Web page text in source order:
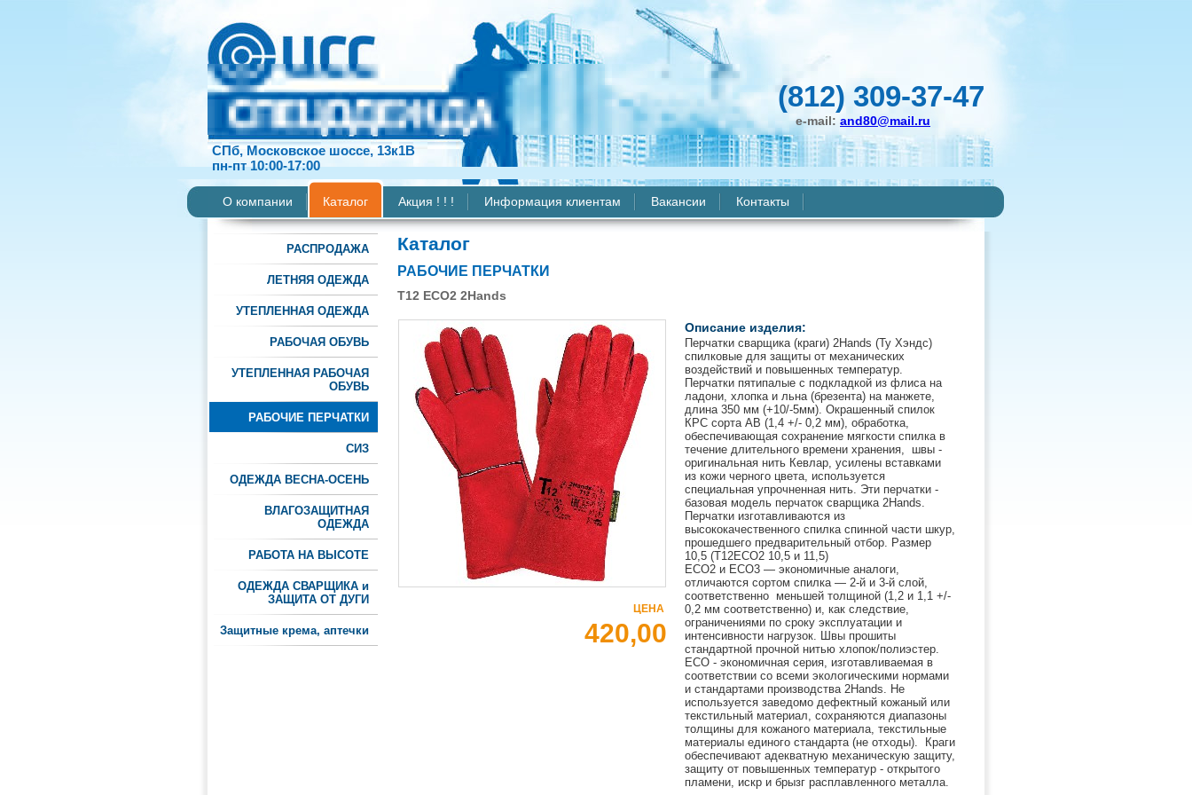
СПб, Московское шоссе, 13к1В
пн-пт 10:00-17:00
(812) 309-37-47
e-mail: and80@mail.ru
О компании Каталог Акция ! ! ! Информация клиентам Вакансии Контакты
РАСПРОДАЖА
ЛЕТНЯЯ ОДЕЖДА
УТЕПЛЕННАЯ ОДЕЖДА
РАБОЧАЯ ОБУВЬ
УТЕПЛЕННАЯ РАБОЧАЯ
ОБУВЬ
РАБОЧИЕ ПЕРЧАТКИ
СИЗ
ОДЕЖДА ВЕСНА-ОСЕНЬ
ВЛАГОЗАЩИТНАЯ
ОДЕЖДА
РАБОТА НА ВЫСОТЕ
ОДЕЖДА СВАРЩИКА и
ЗАЩИТА ОТ ДУГИ
Защитные крема, аптечки
Каталог
РАБОЧИЕ ПЕРЧАТКИ
Т12 ЕСО2 2Hands
ЦЕНА
420,00
Описание изделия:
Перчатки сварщика (краги) 2Hands (Ту Хэндс)
спилковые для защиты от механических
воздействий и повышенных температур.
Перчатки пятипалые с подкладкой из флиса на
ладони, хлопка и льна (брезента) на манжете,
длина 350 мм (+10/-5мм). Окрашенный спилок
КРС сорта АВ (1,4 +/- 0,2 мм), обработка,
обеспечивающая сохранение мягкости спилка в
течение длительного времени хранения, швы -
оригинальная нить Кевлар, усилены вставками
из кожи черного цвета, используется
специальная упрочненная нить. Эти перчатки -
базовая модель перчаток сварщика 2Hands.
Перчатки изготавливаются из
высококачественного спилка спинной части шкур,
прошедшего предварительный отбор. Размер
10,5 (T12ECO2 10,5 и 11,5)
ЕСО2 и ЕСО3 — экономичные аналоги,
отличаются сортом спилка — 2-й и 3-й слой,
соответственно меньшей толщиной (1,2 и 1,1 +/-
0,2 мм соответственно) и, как следствие,
ограничениями по сроку эксплуатации и
интенсивности нагрузок. Швы прошиты
стандартной прочной нитью хлопок/полиэстер.
ЕСО - экономичная серия, изготавливаемая в
соответствии со всеми экологическими нормами
и стандартами производства 2Hands. Не
используется заведомо дефектный кожаный или
текстильный материал, сохраняются диапазоны
толщины для кожаного материала, текстильные
материалы единого стандарта (не отходы). Краги
обеспечивают адекватную механическую защиту,
защиту от повышенных температур - открытого
пламени, искр и брызг расплавленного металла.